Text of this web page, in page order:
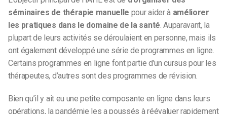
séminaires de thérapie manuelle pour aider à améliorer
les pratiques dans le domaine de la santé . Auparavant, la
plupart de leurs activités se déroulaient en personne, mais ils
ont également développé une série de programmes en ligne.
Certains programmes en ligne font partie d’un cursus pour les
thérapeutes, d’autres sont des programmes de révision.
Bien qu’il y ait eu une petite composante en ligne dans leurs
opérations, la pandémie les a poussés à réévaluer rapidement